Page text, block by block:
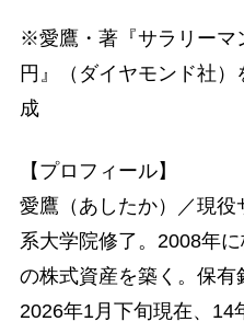
※愛鷹・著『サラリーマ
円』（ダイヤモンド社
成
【プロフィール】
愛鷹（あしたか）／現
系大学院修了。2008年
の株式資産を築く。保有
2026年1月下旬現在、14